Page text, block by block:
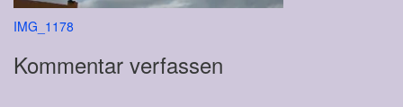
Beitragsnavigation
IMG_1178
Kommentar verfassen